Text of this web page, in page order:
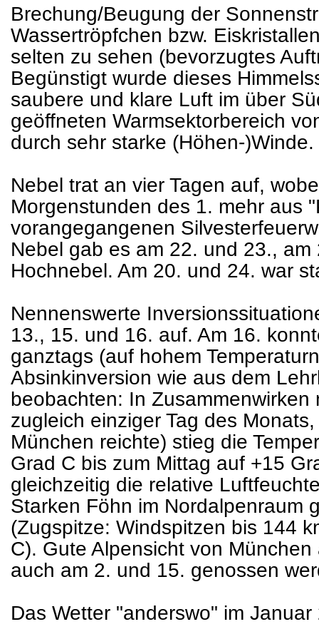
Brechung/Beugung der
Wassertröpfchen bzw.
selten zu sehen (bevorzugtes
Begünstigt wurde dieses
saubere und klare Luft im über
geöffneten Warmsektorbereich
durch sehr starke (Höhen-)Winde.
Nebel trat an vier Tagen auf,
Morgenstunden des 1. mehr aus
vorangegangenen
Nebel gab es am 22. und 23.,
Hochnebel. Am 20. und 24. war
Nennenswerte
13., 15. und 16. auf. Am 16.
ganztags (auf hohem
Absinkinversion wie aus dem
beobachten: In Zusammenwirken
zugleich einziger Tag des
München reichte) stieg die
Grad C bis zum Mittag auf +15
gleichzeitig die relative
Starken Föhn im Nordalpenraum
(Zugspitze: Windspitzen bis 144
C). Gute Alpensicht von
auch am 2. und 15. genossen
Das Wetter "anderswo" im Januar